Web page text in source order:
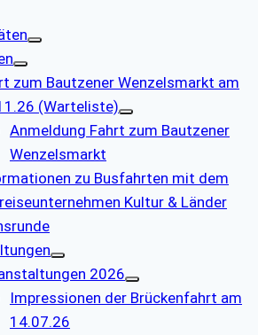
zum Bautzener Wenzelsmarkt am
(Warteliste)
Anmeldung Fahrt zum Bautzener
Wenzelsmarkt
zu Busfahrten mit dem
Kultur & Länder
2026
Impressionen der Brückenfahrt am
14.07.26